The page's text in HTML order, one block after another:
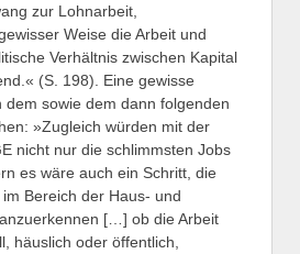
zur Lohnarbeit,
Weise die Arbeit und
Verhältnis zwischen Kapital
(S. 198). Eine gewisse
dem sowie dem dann folgenden
»Zugleich würden mit der
nicht nur die schlimmsten Jobs
es wäre auch ein Schritt, die
Bereich der Haus- und
[…] ob die Arbeit
häuslich oder öffentlich,